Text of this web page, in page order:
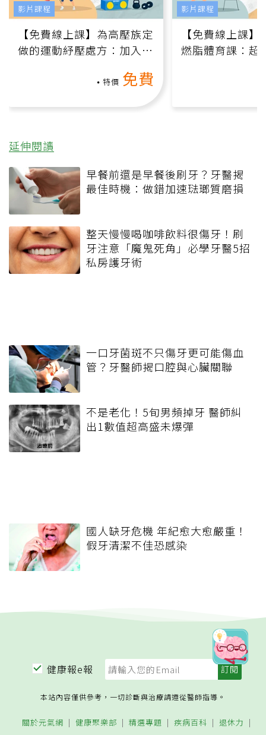
【免費線上課】為高壓族定
做的運動紓壓處方：加入行
特價 免費
影片課程
【免費線上課
燃脂體育課：超
影片課程
延伸閱讀
早餐前還是早餐後刷牙？牙醫揭
最佳時機：做錯加速琺瑯質磨損
整天慢慢喝咖啡飲料很傷牙！刷
牙注意「魔鬼死角」必學牙醫5招
私房護牙術
一口牙菌斑不只傷牙更可能傷血
管？牙醫師揭口腔與心臟關聯
不是老化！5旬男頻掉牙 醫師糾
出1數值超高盛未爆彈
國人缺牙危機 年紀愈大愈嚴重！
假牙清潔不佳恐感染
健康報e報
本站內容僅供參考，一切診斷與治療請遵從醫師指導。
關於元氣網 健康聚樂部 精選專題 疾病百科 退休力